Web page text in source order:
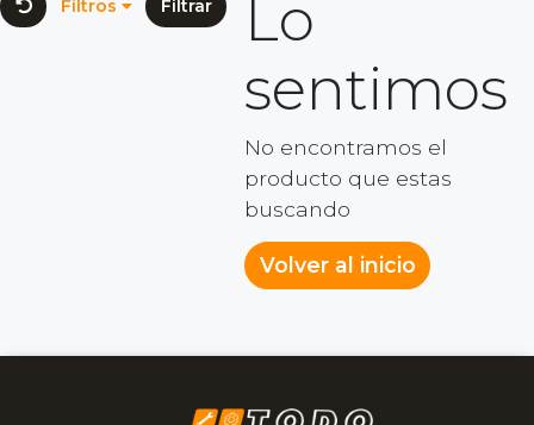
Filtros Filtrar
Lo
sentimos
No encontramos el
producto que estas
buscando
Volver al inicio